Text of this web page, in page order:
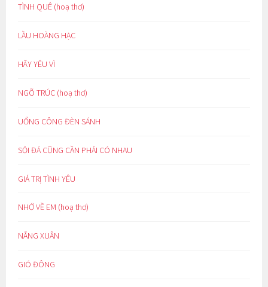
TÌNH QUÊ (hoạ thơ)
LẦU HOÀNG HẠC
HÃY YÊU VÌ
NGÕ TRÚC (hoạ thơ)
UỔNG CÔNG ĐÈN SÁNH
SỎI ĐÁ CŨNG CẦN PHẢI CÓ NHAU
GIÁ TRỊ TÌNH YÊU
NHỚ VỀ EM (hoạ thơ)
NẮNG XUÂN
GIÓ ĐÔNG